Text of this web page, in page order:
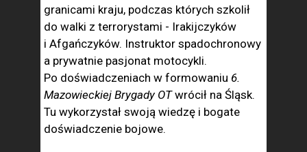
granicami kraju, podczas których szkolił
do walki z terrorystami - Irakijczyków
i Afgańczyków. Instruktor spadochronowy
a prywatnie pasjonat motocykli.
Po doświadczeniach w formowaniu 6.
Mazowieckiej Brygady OTwrócił na Śląsk.
Tu wykorzystał swoją wiedzę i bogate
doświadczenie bojowe.